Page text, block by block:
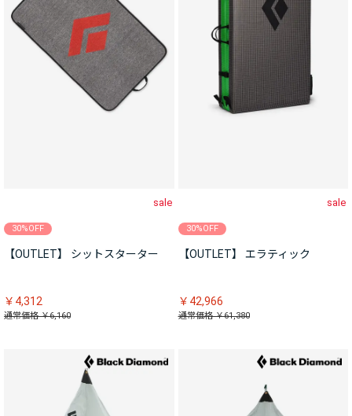
sale
30%OFF
【OUTLET】 シットスターター
￥4,312
通常価格 ￥6,160
sale
30%OFF
【OUTLET】 エラティック
￥42,966
通常価格 ￥61,380